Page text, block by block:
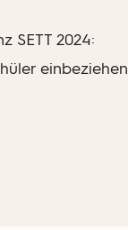
SETT 2024:
einbeziehen